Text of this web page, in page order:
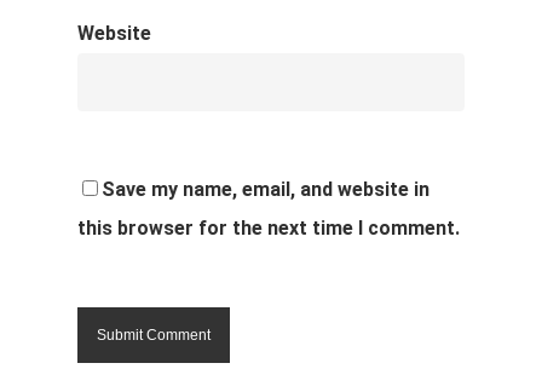
Website
Save my name, email, and website in
this browser for the next time I comment.